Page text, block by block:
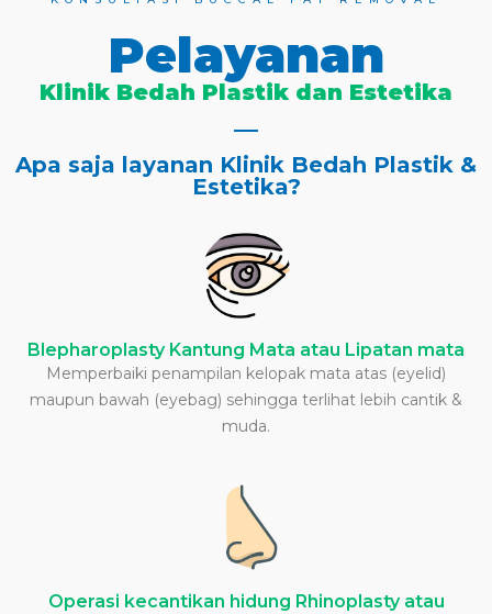
Pelayanan
Klinik Bedah Plastik dan Estetika
Apa saja layanan Klinik Bedah Plastik &
Estetika?
Blepharoplasty Kantung Mata atau Lipatan mata
Memperbaiki penampilan kelopak mata atas (eyelid)
maupun bawah (eyebag) sehingga terlihat lebih cantik &
muda.
Operasi kecantikan hidung Rhinoplasty atau